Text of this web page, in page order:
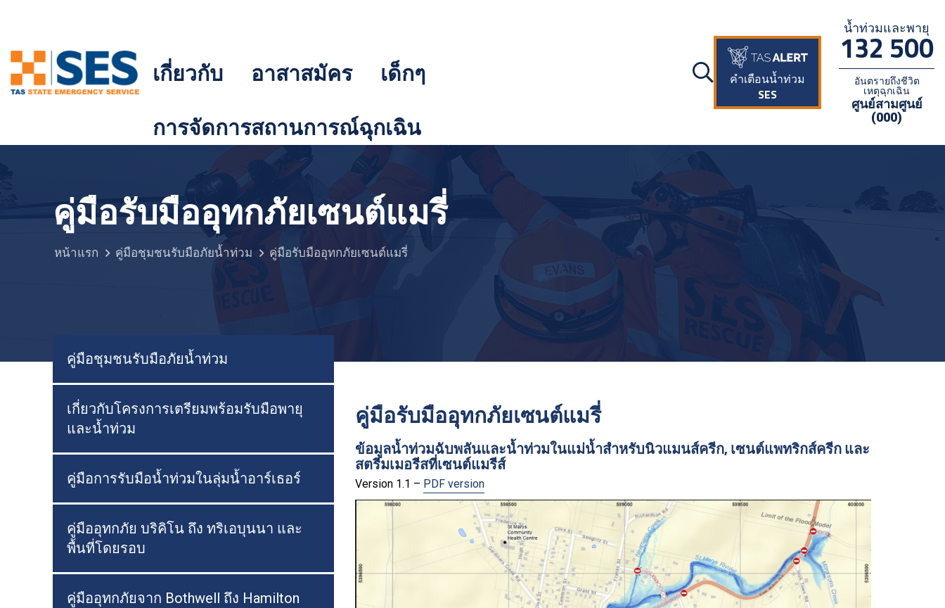
เกี่ยวกับ อาสาสมัคร
เด็กๆ
การจัดการสถานการณ์ฉุกเฉิน
คำเตือนน้ำท่วม
SES
น้ำท่วมและพายุ
132 500
อันตรายถึงชีวิต
เหตุฉุกเฉิน
ศูนย์สามศูนย์
(000)
คู่มือรับมืออุทกภัยเซนต์แมรี่
หน้าแรก คู่มือชุมชนรับมือภัยน้ำท่วม คู่มือรับมืออุทกภัยเซนต์แมรี่
คู่มือชุมชนรับมือภัยน้ำท่วม
เกี่ยวกับโครงการเตรียมพร้อมรับมือพายุ
และน้ำท่วม
คู่มือการรับมือน้ำท่วมในลุ่มน้ำอาร์เธอร์
คู่มืออุทกภัย บริคิโน ถึง ทริเอบุนนา และ
พื้นที่โดยรอบ
คู่มืออุทกภัยจาก Bothwell ถึง Hamilton
คู่มือรับมืออุทกภัยเซนต์แมรี่
ข้อมูลน้ำท่วมฉับพลันและน้ำท่วมในแม่น้ำสำหรับนิวแมนส์ครีก, เซนต์แพทริกส์ครีก และ
สตรีมเมอรีสที่เซนต์แมรีส์
Version 1.1 – PDF version